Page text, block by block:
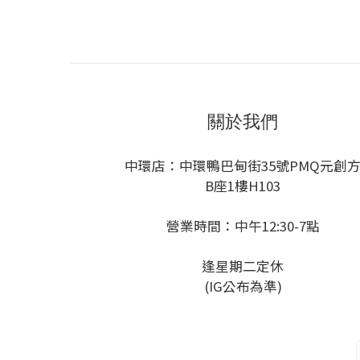
關於我們
中環店：中環鴨巴甸街35號PMQ元創方
B座1樓H103
營業時間：中午12:30-7點
逢星期二定休
(IG公布為準)